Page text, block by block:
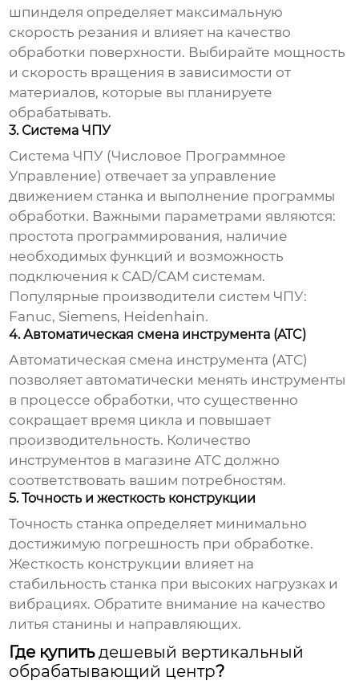
шпинделя определяет максимальную
скорость резания и влияет на качество
обработки поверхности. Выбирайте мощность
и скорость вращения в зависимости от
материалов, которые вы планируете
обрабатывать.
3. Система ЧПУ
Система ЧПУ (Числовое Программное
Управление) отвечает за управление
движением станка и выполнение программы
обработки. Важными параметрами являются:
простота программирования, наличие
необходимых функций и возможность
подключения к CAD/CAM системам.
Популярные производители систем ЧПУ:
Fanuc, Siemens, Heidenhain.
4. Автоматическая смена инструмента (ATC)
Автоматическая смена инструмента (ATC)
позволяет автоматически менять инструменты
в процессе обработки, что существенно
сокращает время цикла и повышает
производительность. Количество
инструментов в магазине ATC должно
соответствовать вашим потребностям.
5. Точность и жесткость конструкции
Точность станка определяет минимально
достижимую погрешность при обработке.
Жесткость конструкции влияет на
стабильность станка при высоких нагрузках и
вибрациях. Обратите внимание на качество
литья станины и направляющих.
Где купитьдешевый вертикальный
обрабатывающий центр?